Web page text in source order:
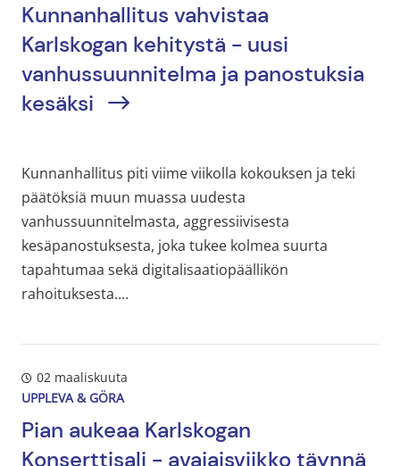
Kunnanhallitus vahvistaa
Karlskogan kehitystä - uusi
vanhussuunnitelma ja panostuksia
kesäksi
Kunnanhallitus piti viime viikolla kokouksen ja teki
päätöksiä muun muassa uudesta
vanhussuunnitelmasta, aggressiivisesta
kesäpanostuksesta, joka tukee kolmea suurta
tapahtumaa sekä digitalisaatiopäällikön
rahoituksesta....
02 maaliskuuta
UPPLEVA & GÖRA
Pian aukeaa Karlskogan
Konserttisali - avajaisviikko täynnä